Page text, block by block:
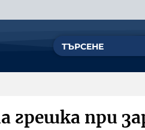
грешка при